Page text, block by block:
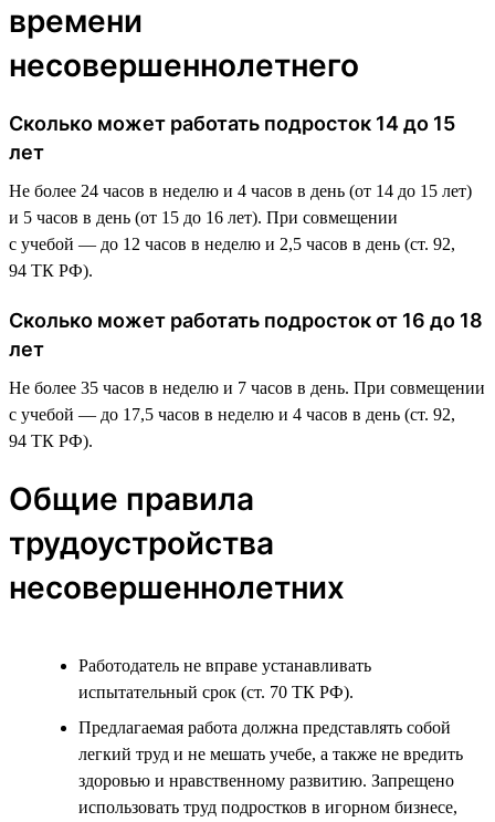
времени
несовершеннолетнего
Сколько может работать подросток 14 до 15
лет
Не более 24 часов в неделю и 4 часов в день (от 14 до 15 лет)
и 5 часов в день (от 15 до 16 лет). При совмещении
с учебой — до 12 часов в неделю и 2,5 часов в день (ст. 92,
94 ТК РФ).
Сколько может работать подросток от 16 до 18
лет
Не более 35 часов в неделю и 7 часов в день. При совмещении
с учебой — до 17,5 часов в неделю и 4 часов в день (ст. 92,
94 ТК РФ).
Общие правила
трудоустройства
несовершеннолетних
Работодатель не вправе устанавливать
испытательный срок (ст. 70 ТК РФ).
Предлагаемая работа должна представлять собой
легкий труд и не мешать учебе, а также не вредить
здоровью и нравственному развитию. Запрещено
использовать труд подростков в игорном бизнесе,